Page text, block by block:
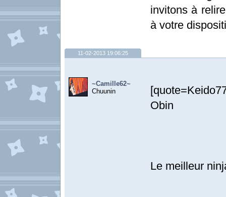
invitons à
à votre
11-02-2013 19:06:25
~Camille62~
Chuunin
Obin
Le meilleur